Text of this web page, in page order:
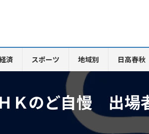
済 スポーツ 地域別 日高春秋
Ｋのど自慢 出場